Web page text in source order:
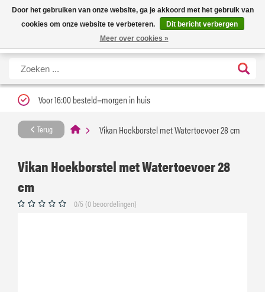
Nieuwe levertijd: 1 tot 3 werkdagen | Nu 25% korting op gehele assortiment
Carfume met kortingscode ''verfrissend''
X
Voor 16:00 besteld=morgen in huis
Terug Vikan Hoekborstel met Watertoevoer 28 cm
Vikan Hoekborstel met Watertoevoer 28
cm
0/5 (0 beoordelingen)
Door het gebruiken van onze website, ga je akkoord met het gebruik van
cookies om onze website te verbeteren.
Dit bericht verbergen
Meer over cookies »